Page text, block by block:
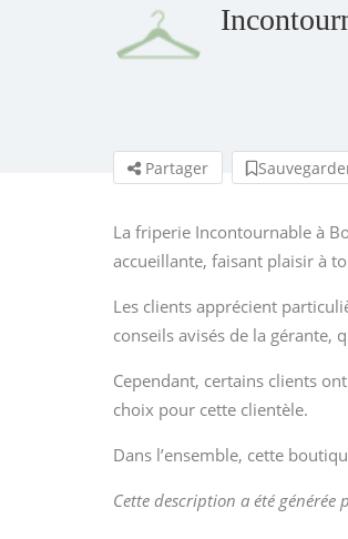
Partager
La friperie Incontournable à
accueillante, faisant plaisir à
Les clients apprécient
conseils avisés de la gérante,
Cependant, certains clients
choix pour cette clientèle.
Dans l’ensemble, cette
Cette description a été générée